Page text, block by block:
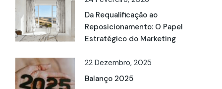
Da Requalificação ao
Reposicionamento: O Papel
Estratégico do Marketing
22 Dezembro, 2025
Balanço 2025